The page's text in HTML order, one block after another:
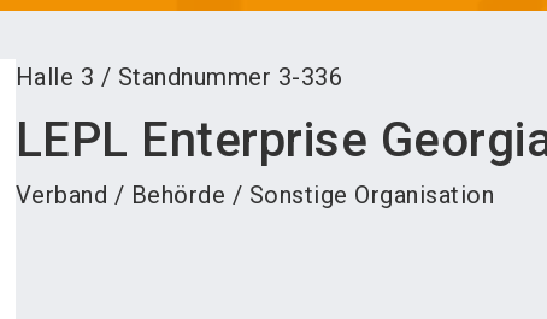
Halle 3 / Standnummer 3-336
LEPL Enterprise
Verband / Behörde / Sonstige Organisation